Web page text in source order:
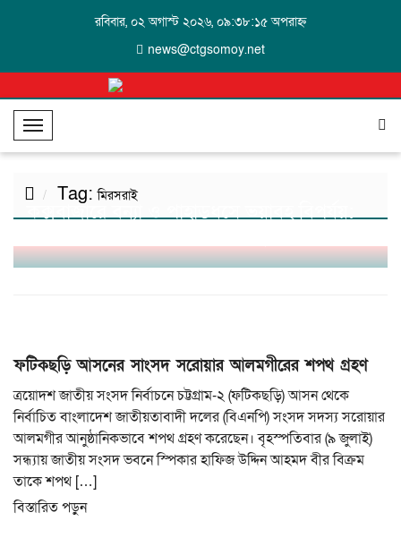
রবিবার, ০২ অগাস্ট ২০২৬, ০৯:৩৮:১৫ অপরাহ্ন
news@ctgsomoy.net
T
o
g
l
N
a
t
i
o
n
Tag:মিরসরাই
কক্সবাজারে বন্যা ও পাহাড়ধসে ভয়াবহ বিপর্যয়:
ফটিকছড়ি আসনের সাংসদ সরোয়ার আলমগীরের শপথ গ্রহণ
ত্রয়োদশ জাতীয় সংসদ নির্বাচনে চট্টগ্রাম-২ (ফটিকছড়ি) আসন থেকে
নির্বাচিত বাংলাদেশ জাতীয়তাবাদী দলের (বিএনপি) সংসদ সদস্য সরোয়ার
আলমগীর আনুষ্ঠানিকভাবে শপথ গ্রহণ করেছেন। বৃহস্পতিবার (৯ জুলাই)
সন্ধ্যায় জাতীয় সংসদ ভবনে স্পিকার হাফিজ উদ্দিন আহমদ বীর বিক্রম
তাকে শপথ […]
বিস্তারিত পড়ুন